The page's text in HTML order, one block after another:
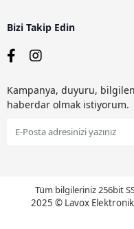
Bizi Takip Edin
Kampanya, duyuru,
haberdar olmak istiyorum.
Tüm bilgileriniz 256bit
2025 © Lavox Elektronik